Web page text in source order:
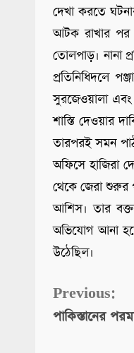
দেখা করতে
আটক রাখার পর
তোলপাড়। নানা
প্রতিনিধিদলে
সুরজেওয়ালা এবং
শাস্তি দেওয়ার
তারপরই সমন
অফিসে হাজিরা
থেকে জেরা শুরুর
আশিস। তার
অভিযোগ আনা
উঠেছিল।
Continue
Reading
Previous:
পাকিস্তানের